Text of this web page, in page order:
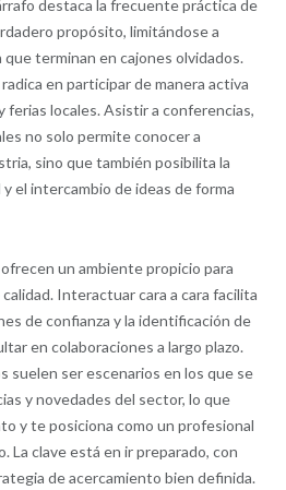
destaca la frecuente práctica de
propósito, limitándose a
terminan en cajones olvidados.
en participar de manera activa
locales. Asistir a conferencias,
no solo permite conocer a
sino que también posibilita la
el intercambio de ideas de forma
un ambiente propicio para
Interactuar cara a cara facilita
de confianza y la identificación de
en colaboraciones a largo plazo.
suelen ser escenarios en los que se
y novedades del sector, lo que
y te posiciona como un profesional
La clave está en ir preparado, con
de acercamiento bien definida.